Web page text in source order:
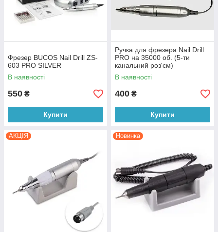
Фрезер BUCOS Nail Drill ZS-
603 PRO SILVER
В наявності
550 ₴
Купити
Ручка для фрезера Nail Drill
PRO на 35000 об. (5-ти
канальний роз'єм)
В наявності
400 ₴
Купити
АКЦІЯ Новинка